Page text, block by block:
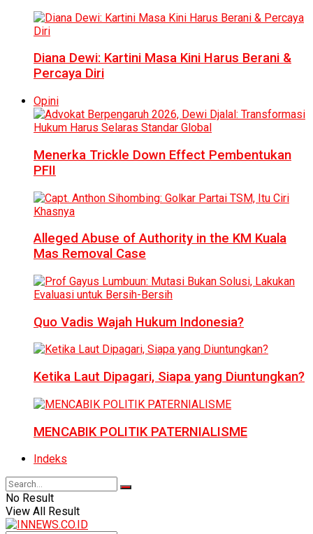
Diana Dewi: Kartini Masa Kini Harus Berani &
Percaya Diri
Opini
Menerka Trickle Down Effect Pembentukan
PFII
Alleged Abuse of Authority in the KM Kuala
Mas Removal Case
Quo Vadis Wajah Hukum Indonesia?
Ketika Laut Dipagari, Siapa yang Diuntungkan?
MENCABIK POLITIK PATERNIALISME
Indeks
No Result
View All Result